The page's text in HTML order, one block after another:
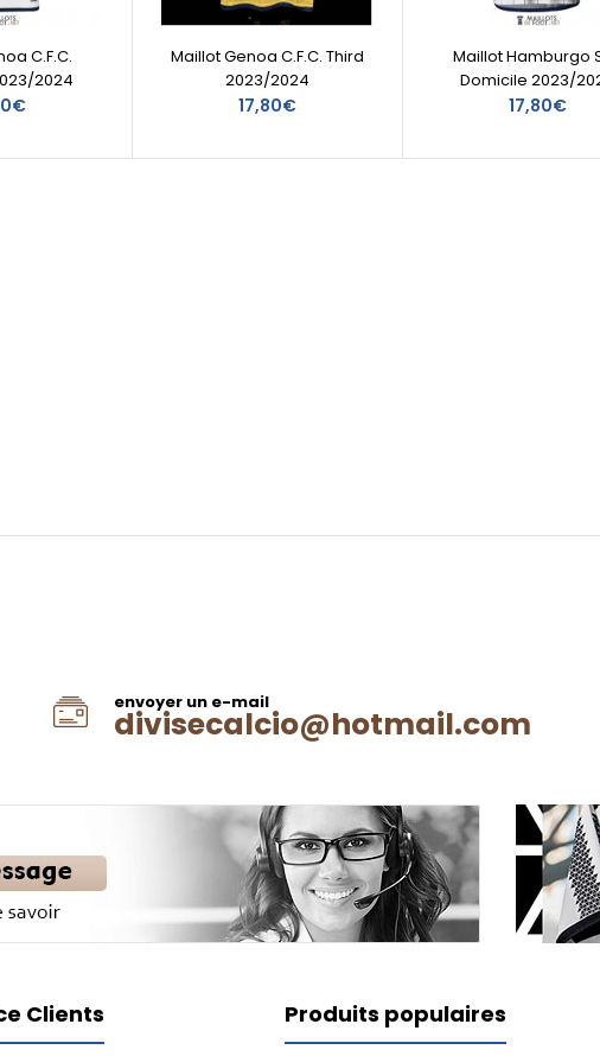
C.F.C.
2024
Maillot Genoa C.F.C. Third
2023/2024
17,80€
Maillot Hamburgo
Domicile 2023/
17,80€
envoyer un e-mail
divisecalcio@hotmail.com
Clients Produits populaires